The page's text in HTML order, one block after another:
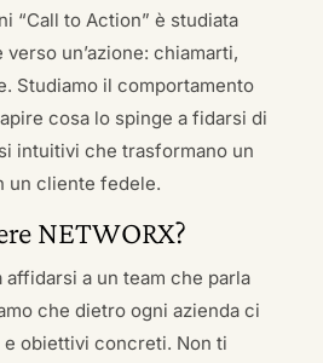
“Call to Action” è studiata
verso un’azione: chiamarti,
Studiamo il comportamento
cosa lo spinge a fidarsi di
intuitivi che trasformano un
un cliente fedele.
NETWORX?
a un team che parla
che dietro ogni azienda ci
obiettivi concreti. Non ti